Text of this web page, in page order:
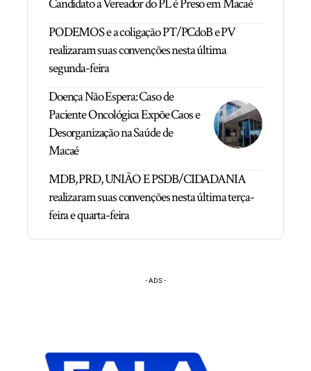
Candidato a Vereador do PL é Preso em Macaé
PODEMOS e a coligação PT/PCdoB e PV
realizaram suas convenções nesta última
segunda-feira
Doença Não Espera: Caso de
Paciente Oncológica Expõe Caos e
Desorganização na Saúde de
Macaé
MDB, PRD, UNIÃO E PSDB/CIDADANIA
realizaram suas convenções nesta última terça-
feira e quarta-feira
- ADS -